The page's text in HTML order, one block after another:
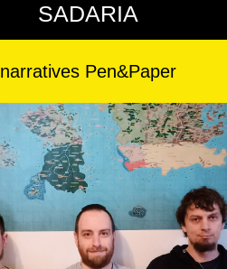
SADARIA
narratives Pen&Paper